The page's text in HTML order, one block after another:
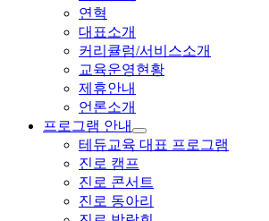
연혁
대표소개
커리큘럼/서비스소개
교육운영현황
제휴안내
언론소개
프로그램 안내
테듀교육 대표 프로그램
진로 캠프
진로 콘서트
진로 동아리